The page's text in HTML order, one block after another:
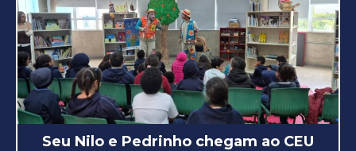
Seu Nilo e Pedrinho chegam ao CEU